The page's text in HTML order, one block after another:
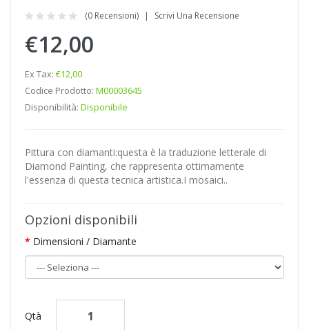
(0 Recensioni) Scrivi Una Recensione
€12,00
Ex Tax: €12,00
Codice Prodotto: M00003645
Disponibilità: Disponibile
Pittura con diamanti:questa è la traduzione letterale di
Diamond Painting, che rappresenta ottimamente
l'essenza di questa tecnica artistica.I mosaici..
Opzioni disponibili
Dimensioni / Diamante
Qtà